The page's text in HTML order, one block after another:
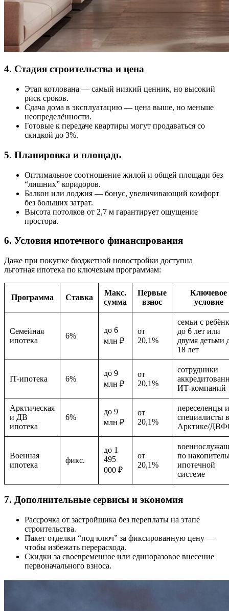
4. Стадия строительства и цена
Этап котлована — самый низкий ценник, но высокий
риск сроков.
Сдача дома в эксплуатацию — цена выше, но меньше
неопределённости.
Готовые к передаче квартиры могут продаваться со
скидкой до 3%.
5. Планировка и площадь
Оптимальное соотношение жилой и общей площади без
“лишних” коридоров.
Балкон или лоджия — бонус, увеличивающий комфорт
без больших затрат.
Высота потолков от 2,7 м гарантирует ощущение
простора.
6. Условия ипотечного финансирования
Даже при покупке бюджетной новостройки доступна
льготная ипотека по ключевым программам:
Программа Ставка
Макс.
сумма
Первые
взнос
Ключевое
условие
Семейная
ипотека
6%
до 6
млн ₽
от
20,1%
семьи с
до 6 лет или
двумя детьми
18 лет
IT-ипотека 6%
до 9
млн ₽
от
20,1%
сотрудники
ИТ-компаний
Арктическая
и ДВ
ипотека
6%
до 9
млн ₽
от
20,1%
переселенцы и
специалисты в
Арктике/
Военная
ипотека
фикс.
до 1
495
000 ₽
от
20,1%
по
ипотечной
системе
7. Дополнительные сервисы и экономия
Рассрочка от застройщика без переплаты на этапе
строительства.
Пакет отделки “под ключ” за фиксированную цену —
чтобы избежать перерасхода.
Скидки за своевременное или единоразовое внесение
первоначального взноса.